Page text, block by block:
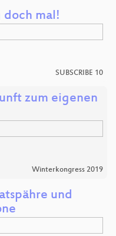
doch mal!
SUBSCRIBE 10
zum eigenen
Winterkongress 2019
und